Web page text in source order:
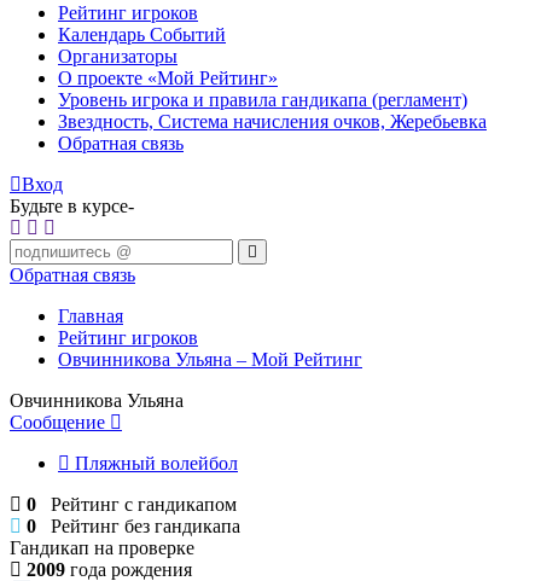
Рейтинг игроков
Календарь Событий
Организаторы
О проекте «Мой Рейтинг»
Уровень игрока и правила гандикапа (регламент)
Звездность, Система начисления очков, Жеребьевка
Обратная связь
Вход
Будьте в курсе-
Обратная связь
Главная
Рейтинг игроков
Овчинникова Ульяна – Мой Рейтинг
Овчинникова Ульяна
Сообщение
Пляжный волейбол
0 Рейтинг с гандикапом
0 Рейтинг без гандикапа
Гандикап на проверке
2009 года рождения